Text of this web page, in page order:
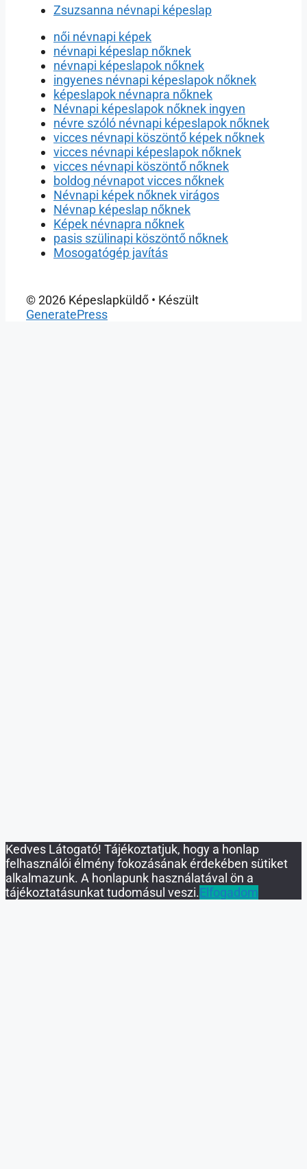
Zsuzsanna névnapi képeslap
női névnapi képek
névnapi képeslap nőknek
névnapi képeslapok nőknek
ingyenes névnapi képeslapok nőknek
képeslapok névnapra nőknek
Névnapi képeslapok nőknek ingyen
névre szóló névnapi képeslapok nőknek
vicces névnapi köszöntő képek nőknek
vicces névnapi képeslapok nőknek
vicces névnapi köszöntő nőknek
boldog névnapot vicces nőknek
Névnapi képek nőknek virágos
Névnap képeslap nőknek
Képek névnapra nőknek
pasis szülinapi köszöntő nőknek
Mosogatógép javítás
© 2026 Képeslapküldő • Készült
GeneratePress
Kedves Látogató! Tájékoztatjuk, hogy a honlap
felhasználói élmény fokozásának érdekében sütiket
alkalmazunk. A honlapunk használatával ön a
tájékoztatásunkat tudomásul veszi.Elfogadom